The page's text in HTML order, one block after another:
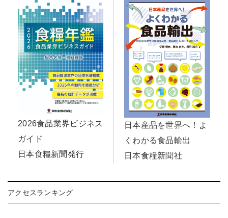
2026食品業界ビジネス
ガイド
日本食糧新聞発行
日本産品を世界へ！よ
くわかる食品輸出
日本食糧新聞社
アクセスランキング